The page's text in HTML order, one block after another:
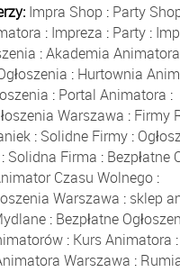
Impra Shop : Party
: Impreza : Party :
:Akademia Animatora
: Hurtownia
: Portal Animatora :
Warszawa : Firmy
: Solidne Firmy:
: Solidna Firma : Bezpłatne
Czasu Wolnego:
Warszawa : sklep
: Bezpłatne
: Kurs Animatora :
Warszawa :